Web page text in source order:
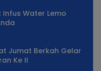
Water Lemo
Jumat Berkah Gelar
Ke II